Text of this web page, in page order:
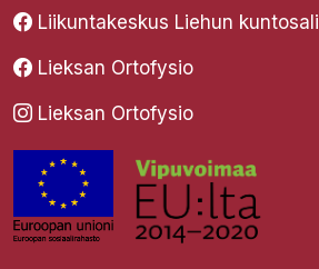
Liikuntakeskus Liehun kuntosali
Lieksan Ortofysio
Lieksan Ortofysio